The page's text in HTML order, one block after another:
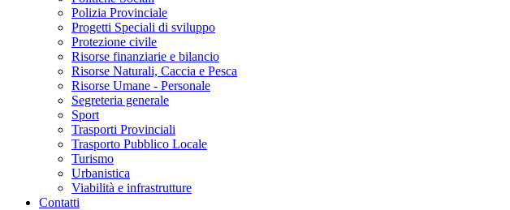
Polizia Provinciale
Progetti Speciali di sviluppo
Protezione civile
Risorse finanziarie e bilancio
Risorse Naturali, Caccia e Pesca
Risorse Umane - Personale
Segreteria generale
Sport
Trasporti Provinciali
Trasporto Pubblico Locale
Turismo
Urbanistica
Viabilità e infrastrutture
Contatti